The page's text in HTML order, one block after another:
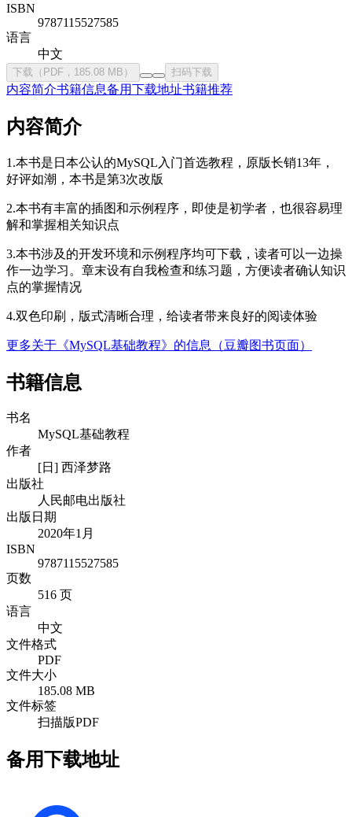
ISBN
9787115527585
语言
中文
下载（PDF，185.08 MB） 扫码下载
内容简介书籍信息备用下载地址书籍推荐
内容简介
1.本书是日本公认的MySQL入门首选教程，原版长销13年，
好评如潮，本书是第3次改版
2.本书有丰富的插图和示例程序，即使是初学者，也很容易理
解和掌握相关知识点
3.本书涉及的开发环境和示例程序均可下载，读者可以一边操
作一边学习。章末设有自我检查和练习题，方便读者确认知识
点的掌握情况
4.双色印刷，版式清晰合理，给读者带来良好的阅读体验
更多关于《MySQL基础教程》的信息（豆瓣图书页面）
书籍信息
书名
MySQL基础教程
作者
[日] 西泽梦路
出版社
人民邮电出版社
出版日期
2020年1月
ISBN
9787115527585
页数
516 页
语言
中文
文件格式
PDF
文件大小
185.08 MB
文件标签
扫描版PDF
备用下载地址